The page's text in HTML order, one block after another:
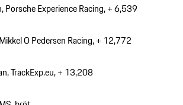
Porsche Experience Racing, + 6,539
O Pedersen Racing, + 12,772
TrackExp.eu, + 13,208